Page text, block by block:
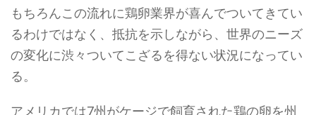
もちろんこの流れに鶏卵業界が喜んでついてきてい
るわけではなく、抵抗を示しながら、世界のニーズ
の変化に渋々ついてこざるを得ない状況になってい
る。
アメリカでは7州がケージで飼育された鶏の卵を州